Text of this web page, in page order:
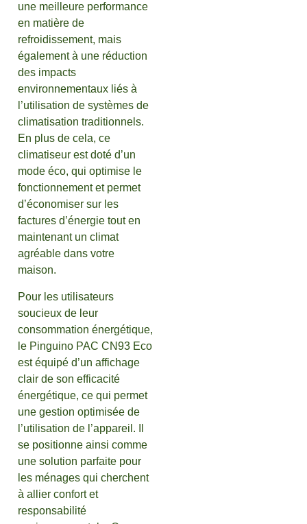
une meilleure performance
en matière de
refroidissement, mais
également à une réduction
des impacts
environnementaux liés à
l’utilisation de systèmes de
climatisation traditionnels.
En plus de cela, ce
climatiseur est doté d’un
mode éco, qui optimise le
fonctionnement et permet
d’économiser sur les
factures d’énergie tout en
maintenant un climat
agréable dans votre
maison.
Pour les utilisateurs
soucieux de leur
consommation énergétique,
le Pinguino PAC CN93 Eco
est équipé d’un affichage
clair de son efficacité
énergétique, ce qui permet
une gestion optimisée de
l’utilisation de l’appareil. Il
se positionne ainsi comme
une solution parfaite pour
les ménages qui cherchent
à allier confort et
responsabilité